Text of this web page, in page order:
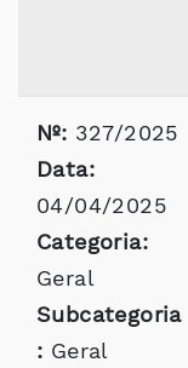
Nº: 327/2025
Data:
04/04/2025
Categoria:
Geral
Subcategoria
: Geral